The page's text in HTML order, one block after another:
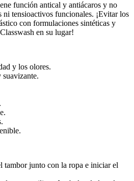
función antical y antiácaros y no
tensioactivos funcionales. ¡Evitar los
con formulaciones sintéticas y
en su lugar!
y los olores.
suavizante.
tambor junto con la ropa e iniciar el